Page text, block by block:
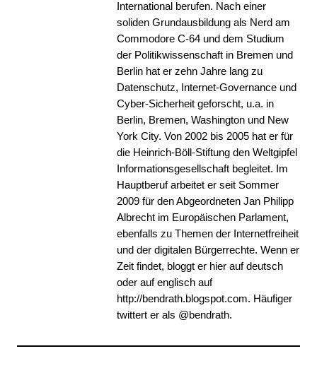
International berufen. Nach einer
soliden Grundausbildung als Nerd am
Commodore C-64 und dem Studium
der Politikwissenschaft in Bremen und
Berlin hat er zehn Jahre lang zu
Datenschutz, Internet-Governance und
Cyber-Sicherheit geforscht, u.a. in
Berlin, Bremen, Washington und New
York City. Von 2002 bis 2005 hat er für
die Heinrich-Böll-Stiftung den Weltgipfel
Informationsgesellschaft begleitet. Im
Hauptberuf arbeitet er seit Sommer
2009 für den Abgeordneten Jan Philipp
Albrecht im Europäischen Parlament,
ebenfalls zu Themen der Internetfreiheit
und der digitalen Bürgerrechte. Wenn er
Zeit findet, bloggt er hier auf deutsch
oder auf englisch auf
http://bendrath.blogspot.com. Häufiger
twittert er als @bendrath.